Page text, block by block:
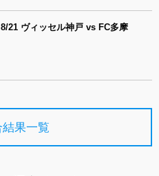
8/21 ヴィッセル神戸 vs FC多摩
結果一覧